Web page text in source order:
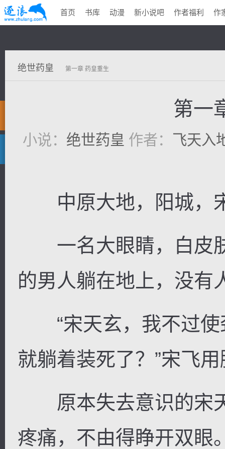
首页 书库 动漫 新小说吧 作者福利 作
绝世药皇 第一章 药皇重生
第一
小说： 绝世药皇 作者： 飞天入
中原大地，阳城，
一名大眼睛，白皮
的男人躺在地上，没有
“宋天玄，我不过使
就躺着装死了？”宋飞
原本失去意识的宋
疼痛，不由得睁开双眼